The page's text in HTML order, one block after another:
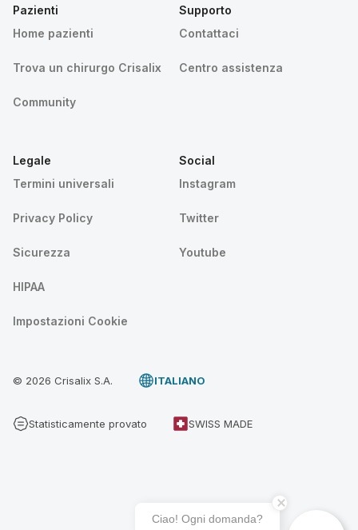
Pazienti
Home pazienti
Trova un chirurgo Crisalix
Community
Supporto
Contattaci
Centro assistenza
Legale
Termini universali
Privacy Policy
Sicurezza
HIPAA
Impostazioni Cookie
Social
Instagram
Twitter
Youtube
© 2026 Crisalix S.A. ITALIANO
Statisticamente provato SWISS MADE
Ciao! Ogni domanda?